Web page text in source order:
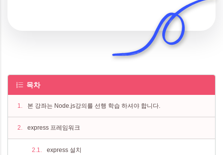
목차
본 강좌는 Node.js강의를 선행 학습 하셔야 합니다.
express 프레임워크
express 설치